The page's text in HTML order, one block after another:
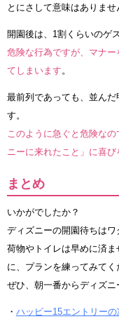
とにさして意味はありませ
開園後は、1割くらいのゲ
危険な行為ですが、マナ
てしまいます。
最前列であっても、並ん
す。
このように急ぐと危険な
ニーに来れたこと」に喜
まとめ
いかがでしたか？
ディズニーの開園待ちはワ
荷物やトイレは早めに済
に、プランを練ってみてく
ぜひ、朝一番からディズニ
・ ハッピー15エントリー